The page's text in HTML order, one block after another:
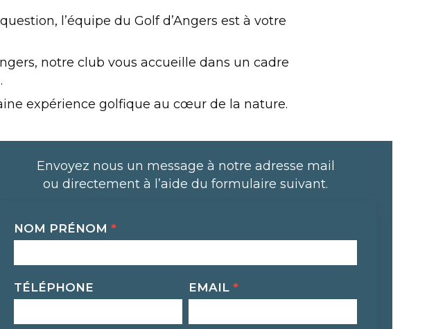
l’équipe du Golf d’Angers est à votre
notre club vous accueille dans un cadre
expérience golfique au cœur de la nature.
Envoyez nous un message à notre adresse mail
ou directement à l’aide du formulaire suivant.
Contact
NOM PRÉNOM *
TÉLÉPHONE EMAIL*